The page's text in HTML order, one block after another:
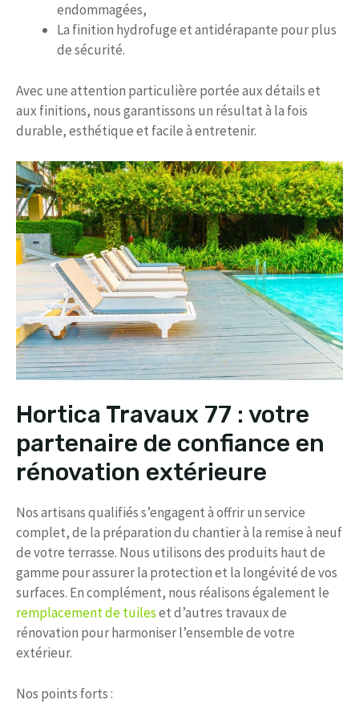
endommagées,
La finition hydrofuge et antidérapante pour plus
de sécurité.
Avec une attention particulière portée aux détails et
aux finitions, nous garantissons un résultat à la fois
durable, esthétique et facile à entretenir.
Hortica Travaux 77 : votre
partenaire de confiance en
rénovation extérieure
Nos artisans qualifiés s’engagent à offrir un service
complet, de la préparation du chantier à la remise à neuf
de votre terrasse. Nous utilisons des produits haut de
gamme pour assurer la protection et la longévité de vos
surfaces. En complément, nous réalisons également le
remplacement de tuileset d’autres travaux de
rénovation pour harmoniser l’ensemble de votre
extérieur.
Nos points forts :